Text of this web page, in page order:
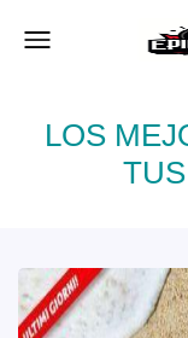
LOS